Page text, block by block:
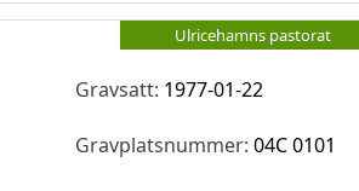
Ulricehamns pastorat
Gravsatt: 1977-01-22
Gravplatsnummer: 04C 0101